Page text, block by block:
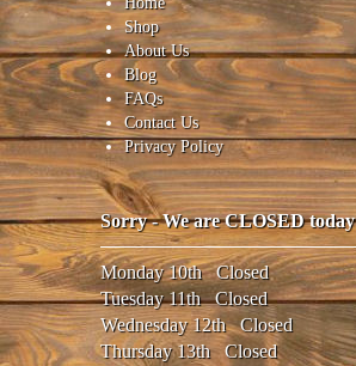
Shop
About Us
Blog
FAQs
Contact Us
Privacy Policy
Sorry - We are CLOSED today
Monday 10th Closed
Tuesday 11th Closed
Wednesday 12th Closed
Thursday 13th Closed